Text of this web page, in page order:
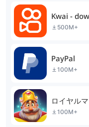
Kwai -
500M+
PayPal
100M+
ロイヤル
100M+